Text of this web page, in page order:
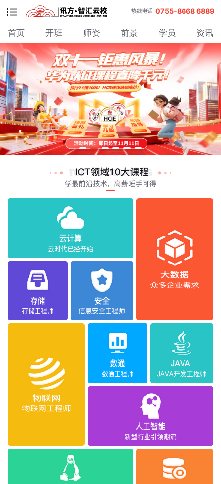
热线电话 0755-8668 6889
首页 开班 师资 前景 学员 资讯